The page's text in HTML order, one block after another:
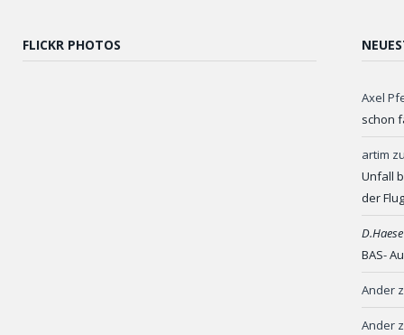
FLICKR PHOTOS
Axel
schon
artim
Unfall
der
BAS-
Ander
Ander